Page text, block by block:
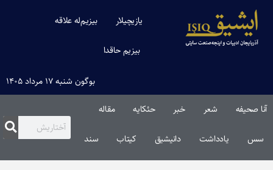
یازیچیلار بیزیم‌له علاقه
بیزیم حاقدا
بوگون شنبه ۱۷ مرداد ۱۴۰۵
صحیفه شعر خبر حئکایه مقاله‌
سس یادداشت دانیشیق کیتاب سند